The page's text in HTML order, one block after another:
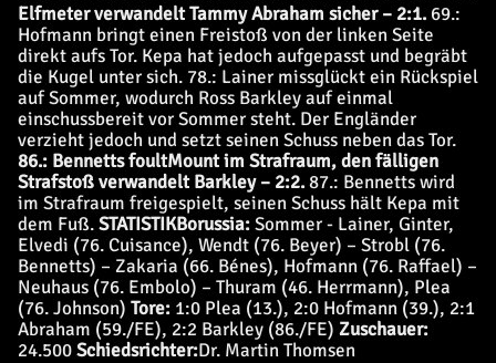
Elfmeter verwandelt Tammy Abraham sicher – 2:1. 69.:
Hofmann bringt einen Freistoß von der linken Seite
direkt aufs Tor. Kepa hat jedoch aufgepasst und begräbt
die Kugel unter sich. 78.: Lainer missglückt ein Rückspiel
auf Sommer, wodurch Ross Barkley auf einmal
einschussbereit vor Sommer steht. Der Engländer
verzieht jedoch und setzt seinen Schuss neben das Tor.
86.: Bennetts foultMount im Strafraum, den fälligen
Strafstoß verwandelt Barkley – 2:2.87.: Bennetts wird
im Strafraum freigespielt, seinen Schuss hält Kepa mit
dem Fuß.STATISTIKBorussia:Sommer - Lainer, Ginter,
Elvedi (76. Cuisance), Wendt (76. Beyer) – Strobl (76.
Bennetts) – Zakaria (66. Bénes), Hofmann (76. Raffael) –
Neuhaus (76. Embolo) – Thuram (46. Herrmann), Plea
(76. Johnson) Tore: 1:0 Plea (13.), 2:0 Hofmann (39.), 2:1
Abraham (59./FE), 2:2 Barkley (86./FE) Zuschauer:
24.500Schiedsrichter:Dr. Martin Thomsen